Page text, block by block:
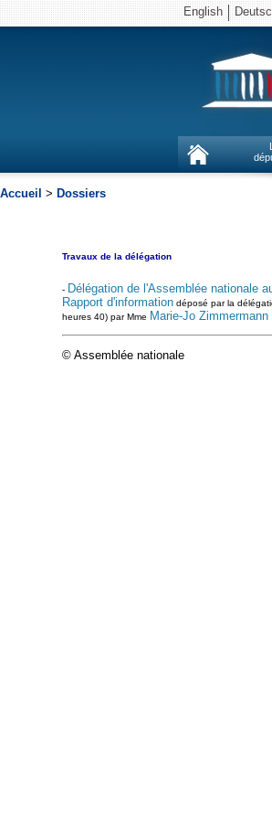
English
Accueil > Dossiers
Travaux de la délégation
- Délégation de l'Assemblée nationale
Rapport d'informationdéposé par la
heures 40) par Mme Marie-Jo Zimmermann
© Assemblée nationale